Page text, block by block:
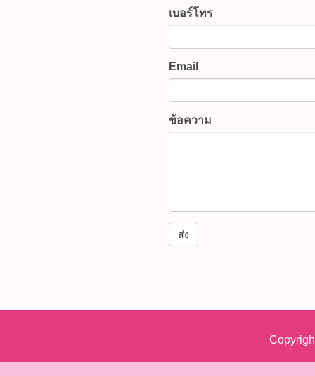
2686 (sale ตี๋)
Email
ข้อความ